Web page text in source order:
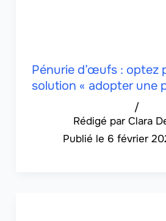
Pénurie d’œufs : optez
solution « adopter une
Clara
/
6 février